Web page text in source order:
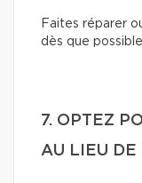
Faites réparer
dès que possible.
7. OPTEZ
AU LIEU DE